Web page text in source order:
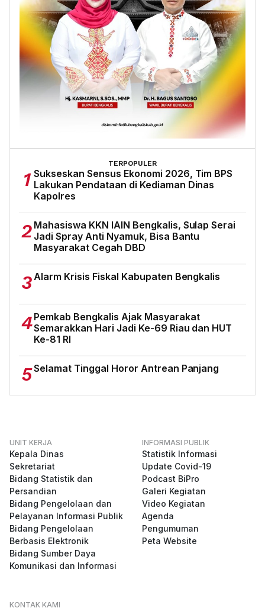
TERPOPULER
1 Sukseskan Sensus Ekonomi 2026, Tim BPS
Lakukan Pendataan di Kediaman Dinas
Kapolres
2 Mahasiswa KKN IAIN Bengkalis, Sulap Serai
Jadi Spray Anti Nyamuk, Bisa Bantu
Masyarakat Cegah DBD
3 Alarm Krisis Fiskal Kabupaten Bengkalis
4Pemkab Bengkalis Ajak Masyarakat
Semarakkan Hari Jadi Ke-69 Riau dan HUT
Ke-81 RI
5Selamat Tinggal Horor Antrean Panjang
UNIT KERJA
Kepala Dinas
Sekretariat
Bidang Statistik dan
Persandian
Bidang Pengelolaan dan
Pelayanan Informasi Publik
Bidang Pengelolaan
Berbasis Elektronik
Bidang Sumber Daya
Komunikasi dan Informasi
INFORMASI PUBLIK
Statistik Informasi
Update Covid-19
Podcast BiPro
Galeri Kegiatan
Video Kegiatan
Agenda
Pengumuman
Peta Website
KONTAK KAMI